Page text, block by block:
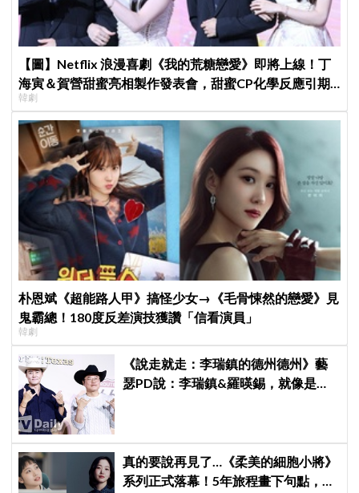
【圖】Netflix 浪漫喜劇《我的荒糖戀愛》即將上線！丁
海寅＆賀營甜蜜亮相製作發表會，甜蜜CP化學反應引期
待
韓劇
朴恩斌《超能路人甲》搞怪少女→《毛骨悚然的戀愛》見
鬼霸總！180度反差演技獲讚「信看演員」
韓劇
《說走就走：李瑞鎮的德州德州》藝
瑟PD說：李瑞鎮&羅暎錫，就像是浪
真的要說再見了…《柔美的細胞小將》
系列正式落幕！5年旅程畫下句點，金